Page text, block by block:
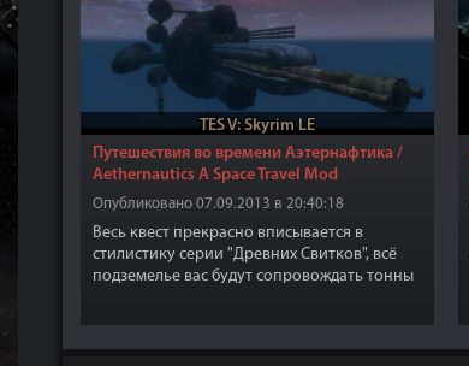
TES V: Skyrim LE
Путешествия во времени Аэтернафтика /
Aethernautics A Space Travel Mod
Опубликовано 07.09.2013 в 20:40:18
Весь квест прекрасно вписывается в
стилистику серии "Древних Свитков", всё
подземелье вас будут сопровождать тонны